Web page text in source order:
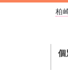
柏
個